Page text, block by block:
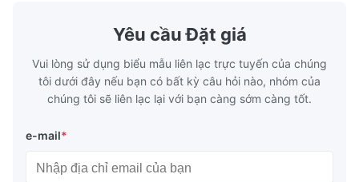
Yêu cầu Đặt giá
Vui lòng sử dụng biểu mẫu liên lạc trực tuyến của chúng
tôi dưới đây nếu bạn có bất kỳ câu hỏi nào, nhóm của
chúng tôi sẽ liên lạc lại với bạn càng sớm càng tốt.
e-mail*